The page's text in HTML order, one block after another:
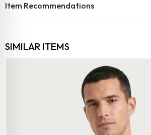
Item Recommendations
SIMILAR ITEMS